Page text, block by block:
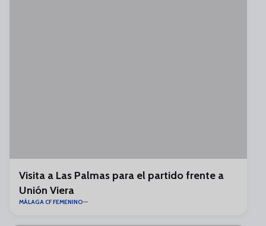
Visita a Las Palmas para el partido frente a
Unión Viera
MÁLAGA CF FEMENINO